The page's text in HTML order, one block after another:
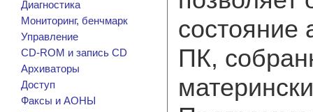
Диагностика
Мониторинг, бенчмарк
Управление
CD-ROM и запись CD
Архиваторы
Доступ
Факсы и АОНЫ
состояние
ПК,